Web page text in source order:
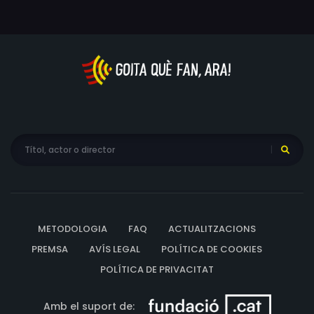
Alan Ruscoe, Christopher Adamson, Ève Salvail, Kaleem
Janjua, Tyrone Tyrell, Kevin Brewerton, Vincenzo
Buck, Sarah Carrington, Grant James, Ali Yassine, Sean
Scott Woods, Leon Dekker, David Garvey, Stanley
Robert Alexander, Mia Frye, Leo Williams, C. Keith Martin,
J.D. Dawodu, Patrick Nicholls, Shaun Davis, Roy Garcia
Singh, Alex Georgijev, Marie Guillard, Renee Montemayor,
Kristen Fick, Anita Koh, Kamay Lau, Inva Mula, Gito
METODOLOGIA FAQ
ACTUALITZACIONS
PREMSA
AVÍS LEGAL
POLÍTICA DE COOKIES
POLÍTICA DE PRIVACITAT
Amb el suport de: